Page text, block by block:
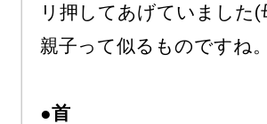
リ押してあげていました
親子って似るものですね。
●首